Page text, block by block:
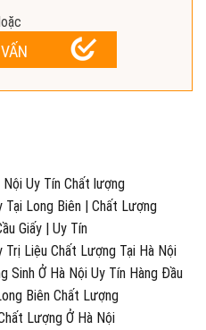
Uy Tín Chất lượng
Long Biên | Chất Lượng
Giấy | Uy Tín
Liệu Chất Lượng Tại Hà Nội
Ở Hà Nội Uy Tín Hàng Đầu
Biên Chất Lượng
Lượng Ở Hà Nội